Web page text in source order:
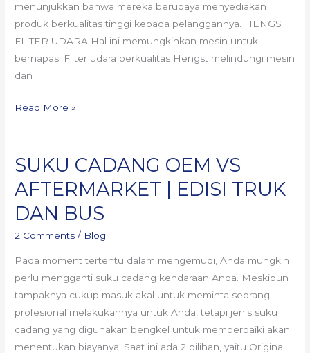
menunjukkan bahwa mereka berupaya menyediakan
produk berkualitas tinggi kepada pelanggannya. HENGST
FILTER UDARA Hal ini memungkinkan mesin untuk
bernapas: Filter udara berkualitas Hengst melindungi mesin
dan
Read More »
SUKU CADANG OEM VS
AFTERMARKET | EDISI TRUK
DAN BUS
2 Comments / Blog
Pada moment tertentu dalam mengemudi, Anda mungkin
perlu mengganti suku cadang kendaraan Anda. Meskipun
tampaknya cukup masuk akal untuk meminta seorang
profesional melakukannya untuk Anda, tetapi jenis suku
cadang yang digunakan bengkel untuk memperbaiki akan
menentukan biayanya. Saat ini ada 2 pilihan, yaitu Original
SUKU
OEM
VS
AFTERMARKET
EDISI
TRUK
DAN
BUS